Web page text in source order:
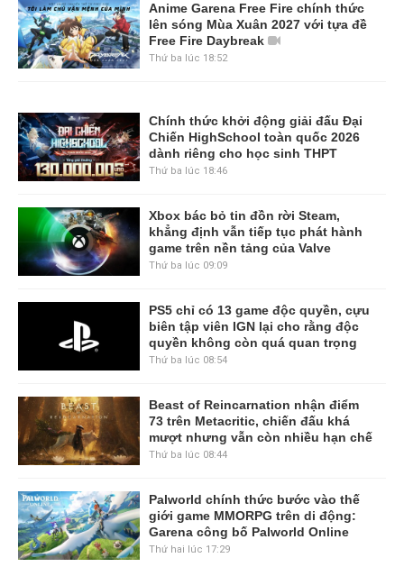
Anime Garena Free Fire chính thức
lên sóng Mùa Xuân 2027 với tựa đề
Free Fire Daybreak
Thứ ba lúc 18:52
Chính thức khởi động giải đấu Đại
Chiến HighSchool toàn quốc 2026
dành riêng cho học sinh THPT
Thứ ba lúc 18:46
Xbox bác bỏ tin đồn rời Steam,
khẳng định vẫn tiếp tục phát hành
game trên nền tảng của Valve
Thứ ba lúc 09:09
PS5 chỉ có 13 game độc quyền, cựu
biên tập viên IGN lại cho rằng độc
quyền không còn quá quan trọng
Thứ ba lúc 08:54
Beast of Reincarnation nhận điểm
73 trên Metacritic, chiến đấu khá
mượt nhưng vẫn còn nhiều hạn chế
Thứ ba lúc 08:44
Palworld chính thức bước vào thế
giới game MMORPG trên di động:
Garena công bố Palworld Online
Thứ hai lúc 17:29